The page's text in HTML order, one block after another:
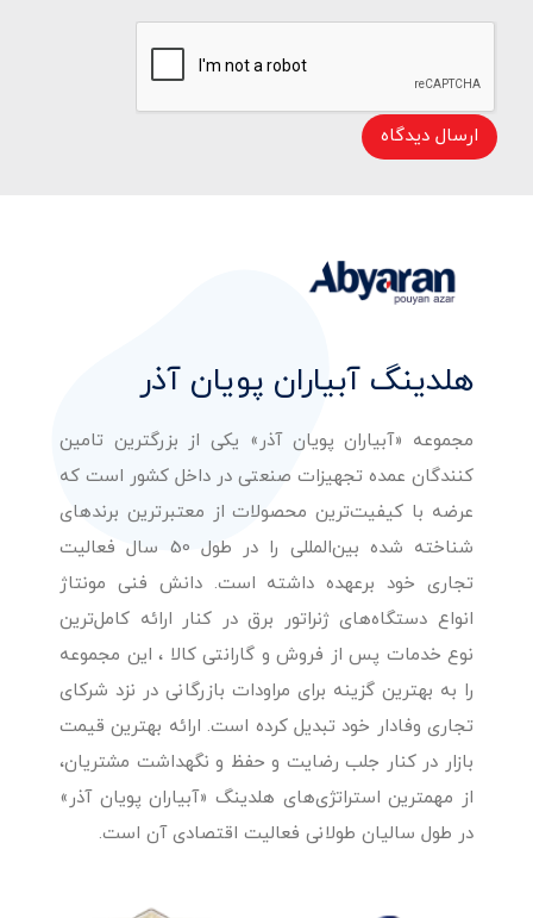
ارسال دیدگاه
هلدینگ آبیاران پویان آذر
مجموعه «آبیاران پویان آذر» یکی از بزرگترین تامین
کنندگان عمده تجهیزات صنعتی در داخل کشور است که
عرضه با کیفیت‌ترین محصولات از معتبرترین برندهای
شناخته شده بین‌المللی را در طول 50 سال فعالیت
تجاری خود برعهده داشته است. دانش فنی مونتاژ
انواع دستگاه‌های ژنراتور برق در کنار ارائه کامل‌ترین
نوع خدمات پس از فروش و گارانتی کالا ، این مجموعه
را به بهترین گزینه برای مراودات بازرگانی در نزد شرکای
تجاری وفادار خود تبدیل کرده است. ارائه بهترین قیمت
بازار در کنار جلب رضایت و حفظ و نگهداشت مشتریان،
از مهمترین استراتژی‌های هلدینگ «آبیاران پویان آذر»
در طول سالیان طولانی فعالیت اقتصادی آن است.